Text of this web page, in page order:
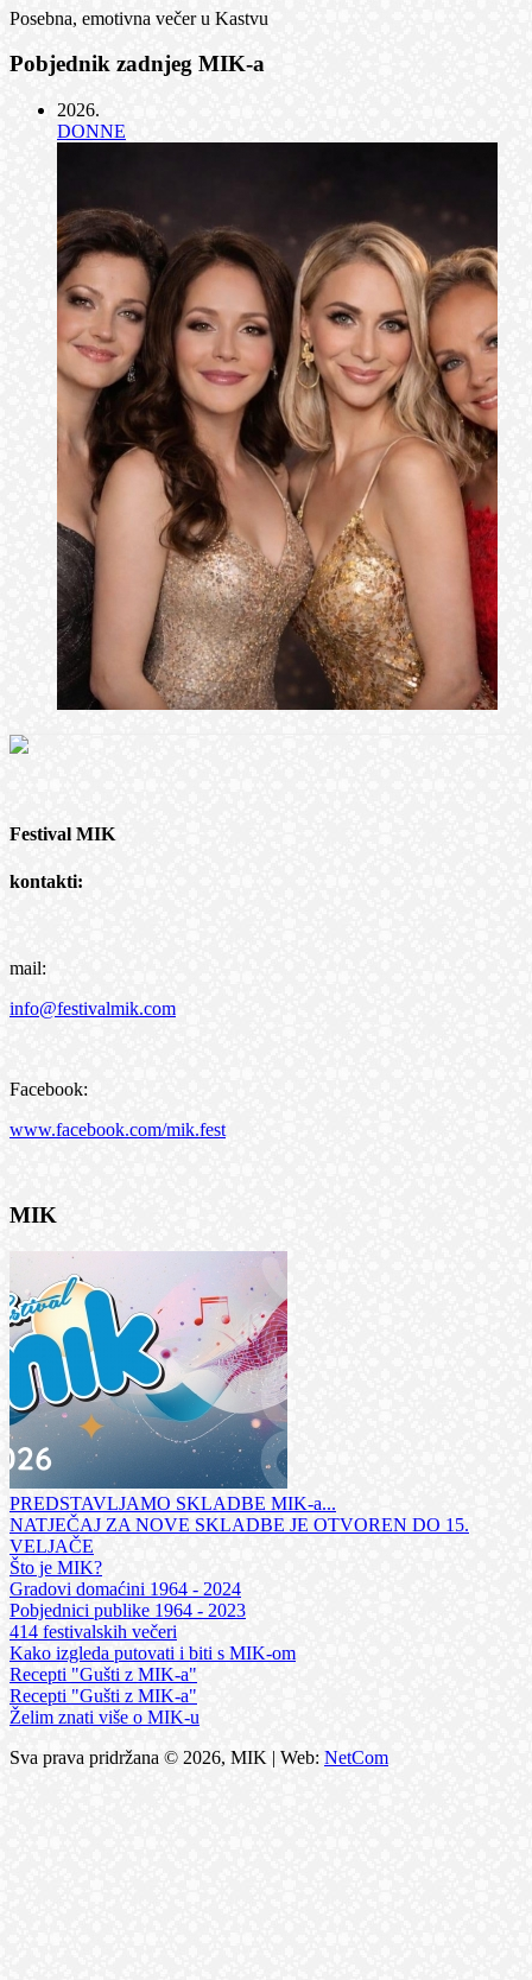
Posebna, emotivna večer u Kastvu
Pobjednik zadnjeg MIK-a
2026.
DONNE
Festival MIK
kontakti:
mail:
info@festivalmik.com
Facebook:
www.facebook.com/mik.fest
MIK
PREDSTAVLJAMO SKLADBE MIK-a...
NATJEČAJ ZA NOVE SKLADBE JE OTVOREN DO 15.
VELJAČE
Što je MIK?
Gradovi domaćini 1964 - 2024
Pobjednici publike 1964 - 2023
414 festivalskih večeri
Kako izgleda putovati i biti s MIK-om
Recepti "Gušti z MIK-a"
Recepti "Gušti z MIK-a"
Želim znati više o MIK-u
Sva prava pridržana © 2026, MIK | Web: NetCom